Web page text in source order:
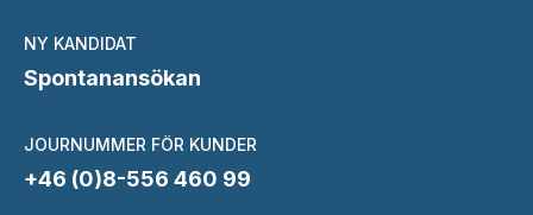
NY KANDIDAT
Spontanansökan
JOURNUMMER FÖR KUNDER
+46 (0)8-556 460 99